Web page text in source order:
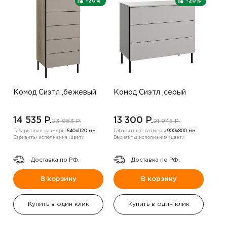
-20%
Комод Сиэтл ,бежевый
14 535 P.23 983 P.
Габаритные размеры:540х1120 мм
Варианты исполнения (цвет):
Доставка по РФ.
В корзину
Купить в один клик
-20%
Комод Сиэтл ,серый
13 300 P.21 945 P.
Габаритные размеры:900х800 мм
Варианты исполнения (цвет):
Доставка по РФ.
В корзину
Купить в один клик